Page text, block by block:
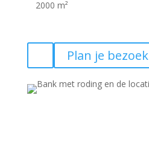
2000 m²
Plan je bezoek